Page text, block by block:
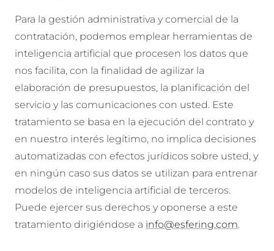
Para la gestión administrativa y comercial de la
contratación, podemos emplear herramientas de
inteligencia artificial que procesen los datos que
nos facilita, con la finalidad de agilizar la
elaboración de presupuestos, la planificación del
servicio y las comunicaciones con usted. Este
tratamiento se basa en la ejecución del contrato y
en nuestro interés legítimo, no implica decisiones
automatizadas con efectos jurídicos sobre usted, y
en ningún caso sus datos se utilizan para entrenar
modelos de inteligencia artificial de terceros.
Puede ejercer sus derechos y oponerse a este
tratamiento dirigiéndose a info@esfering.com.